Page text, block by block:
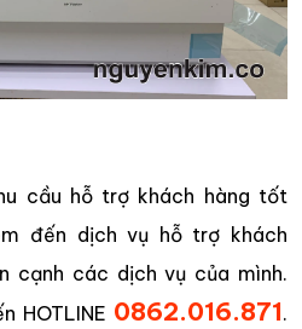
cầu hỗ trợ khách hàng tốt
đến dịch vụ hỗ trợ khách
cạnh các dịch vụ của mình.
HOTLINE 0862.016.871.